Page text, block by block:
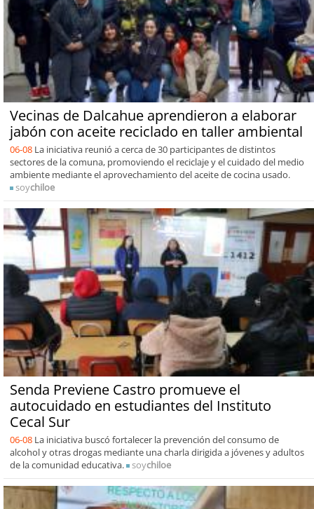
Vecinas de Dalcahue aprendieron a elaborar
jabón con aceite reciclado en taller ambiental
06-08 La iniciativa reunió a cerca de 30 participantes de distintos
sectores de la comuna, promoviendo el reciclaje y el cuidado del medio
ambiente mediante el aprovechamiento del aceite de cocina usado.
soychiloe
Senda Previene Castro promueve el
autocuidado en estudiantes del Instituto
Cecal Sur
06-08 La iniciativa buscó fortalecer la prevención del consumo de
alcohol y otras drogas mediante una charla dirigida a jóvenes y adultos
de la comunidad educativa.
soychiloe